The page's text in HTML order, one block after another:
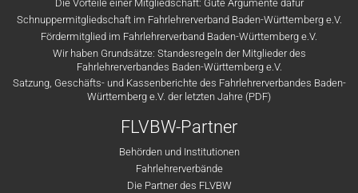
Die Vorteile einer Mitgliedschaft: Gute Argumente dafür
Schnuppermitgliedschaft im Fahrlehrerverband Baden-Württemberg e.V.
Fördermitglied im Fahrlehrerverband Baden-Württemberg e.V.
Wir haben Grundsätze: Standesregeln der Mitglieder des
Fahrlehrerverbandes Baden-Württemberg e.V.
Satzung, Geschäfts- und Kassenberichte des Fahrlehrerverbandes Baden-
Württemberg e.V. der letzten Jahre (PDF)
FLVBW-Partner
Behörden und Institutionen
Fahrlehrerverbände
Die Partner des FLVBW